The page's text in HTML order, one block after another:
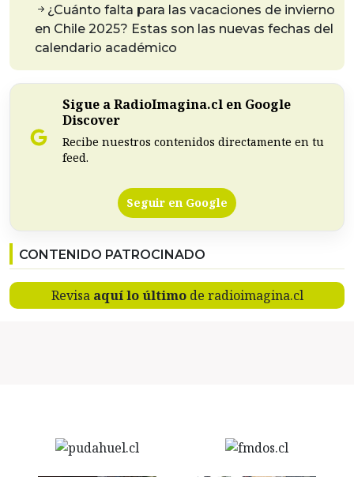
¿Cuánto falta para las vacaciones de invierno
en Chile 2025? Estas son las nuevas fechas del
calendario académico
Sigue a RadioImagina.cl en Google
Discover
Recibe nuestros contenidos directamente en tu
feed.
Seguir en Google
CONTENIDO PATROCINADO
Revisa aquí lo últimode radioimagina.cl